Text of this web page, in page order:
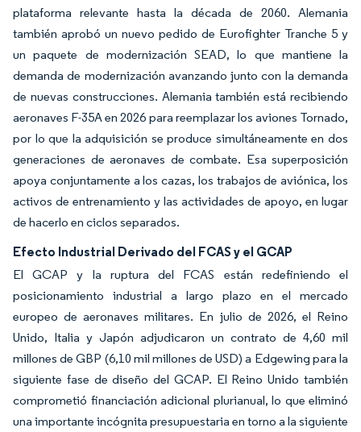
plataforma relevante hasta la década de 2060. Alemania
también aprobó un nuevo pedido de Eurofighter Tranche 5 y
un paquete de modernización SEAD, lo que mantiene la
demanda de modernización avanzando junto con la demanda
de nuevas construcciones. Alemania también está recibiendo
aeronaves F-35A en 2026 para reemplazar los aviones Tornado,
por lo que la adquisición se produce simultáneamente en dos
generaciones de aeronaves de combate. Esa superposición
apoya conjuntamente a los cazas, los trabajos de aviónica, los
activos de entrenamiento y las actividades de apoyo, en lugar
de hacerlo en ciclos separados.
Efecto Industrial Derivado del FCAS y el GCAP
El GCAP y la ruptura del FCAS están redefiniendo el
posicionamiento industrial a largo plazo en el mercado
europeo de aeronaves militares. En julio de 2026, el Reino
Unido, Italia y Japón adjudicaron un contrato de 4,60 mil
millones de GBP (6,10 mil millones de USD) a Edgewing para la
siguiente fase de diseño del GCAP. El Reino Unido también
comprometió financiación adicional plurianual, lo que eliminó
una importante incógnita presupuestaria en torno a la siguiente